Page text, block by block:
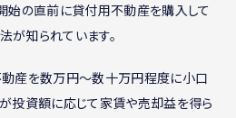
始の直前に貸付用不動産を購入して
知られています。
動産を数万円〜数十万円程度に小口
投資額に応じて家賃や売却益を得ら